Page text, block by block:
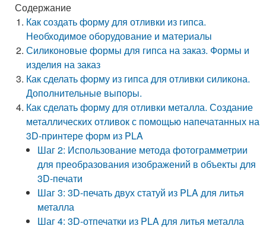
Содержание
Как создать форму для отливки из гипса.
Необходимое оборудование и материалы
Силиконовые формы для гипса на заказ. Формы и
изделия на заказ
Как сделать форму из гипса для отливки силикона.
Дополнительные выпоры.
Как сделать форму для отливки металла. Создание
металлических отливок с помощью напечатанных на
3D-принтере форм из PLA
Шаг 2: Использование метода фотограмметрии
для преобразования изображений в объекты для
3D-печати
Шаг 3: 3D-печать двух статуй из PLA для литья
металла
Шаг 4: 3D-отпечатки из PLA для литья металла